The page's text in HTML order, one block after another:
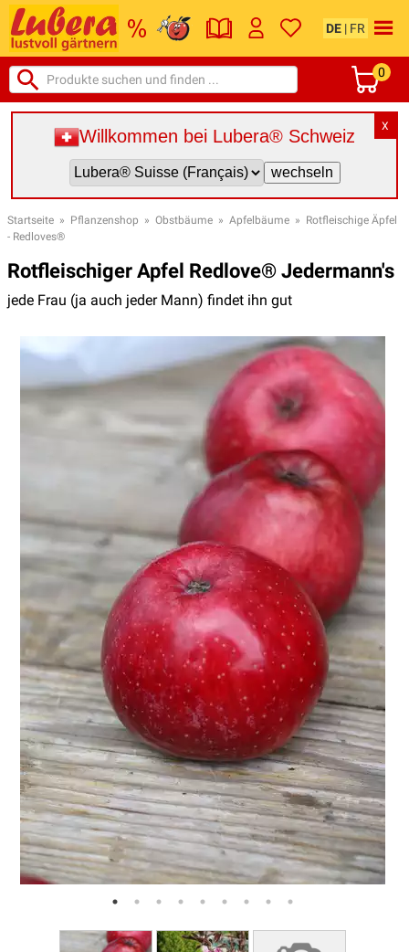
DE | FR
0
X
Willkommen bei Lubera® Schweiz
Startseite » Pflanzenshop » Obstbäume » Apfelbäume » Rotfleischige Äpfel
- Redloves®
Rotfleischiger Apfel Redlove® Jedermann's
jede Frau (ja auch jeder Mann) findet ihn gut